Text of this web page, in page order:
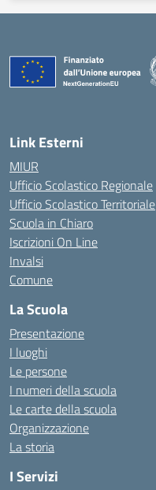
Link Esterni
MIUR
Ufficio Scolastico Regionale
Ufficio Scolastico Territoriale
Scuola in Chiaro
Iscrizioni On Line
Invalsi
Comune
La Scuola
Presentazione
I luoghi
Le persone
I numeri della scuola
Le carte della scuola
Organizzazione
La storia
I Servizi